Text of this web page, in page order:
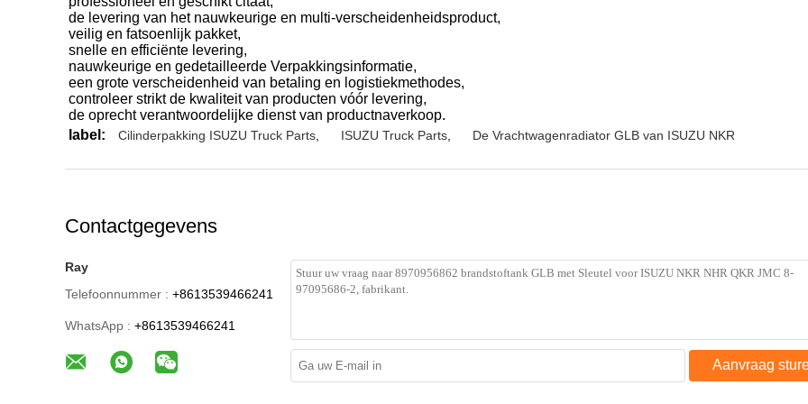
de levering van het nauwkeurige en multi-verscheidenheidsproduct,
veilig en fatsoenlijk pakket,
snelle en efficiënte levering,
nauwkeurige en gedetailleerde Verpakkingsinformatie,
een grote verscheidenheid van betaling en logistiekmethodes,
controleer strikt de kwaliteit van producten vóór levering,
de oprecht verantwoordelijke dienst van productnaverkoop.
label:
Cilinderpakking ISUZU Truck Parts ISUZU Truck Parts De Vrachtwagenradiator GLB van ISUZU NKR
Contactgegevens
Ray
Telefoonnummer : +8613539466241
WhatsApp : +8613539466241
Aanvraag